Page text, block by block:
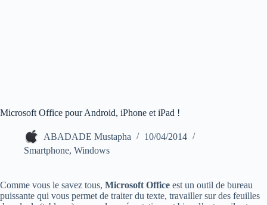
Microsoft Office pour Android, iPhone et iPad !
ABADADE Mustapha
10/04/2014
Smartphone, Windows
Comme vous le savez tous, Microsoft Office est un outil de bureau
puissante qui vous permet de traiter du texte, travailler sur des feuilles